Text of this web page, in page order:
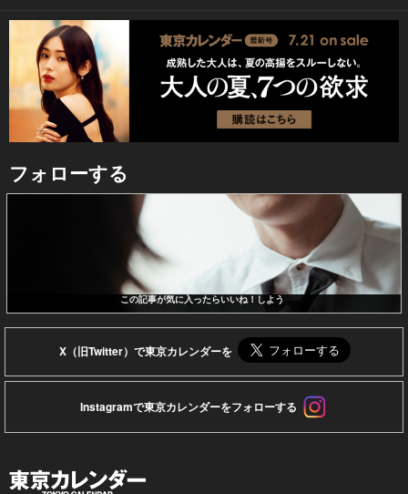
フォローする
この記事が気に入ったらいいね！しよう
X（旧Twitter）で東京カレンダーを
Instagramで東京カレンダーをフォローする